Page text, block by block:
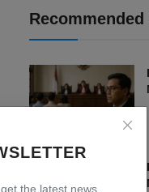
the latest news,